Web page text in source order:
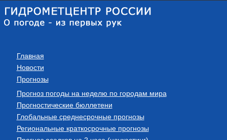
Главная
Новости
Прогнозы
Прогноз погоды на неделю по городам мира
Прогностические бюллетени
Глобальные среднесрочные прогнозы
Региональные краткосрочные прогнозы